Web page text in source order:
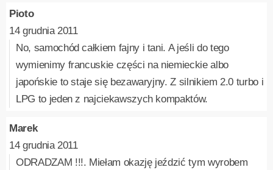
Pioto
14 grudnia 2011
No, samochód całkiem fajny i tani. A jeśli do tego
wymienimy francuskie części na niemieckie albo
japońskie to staje się bezawaryjny. Z silnikiem 2.0 turbo i
LPG to jeden z najciekawszych kompaktów.
Marek
14 grudnia 2011
ODRADZAM !!!. Miełam okazję jeździć tym wyrobem